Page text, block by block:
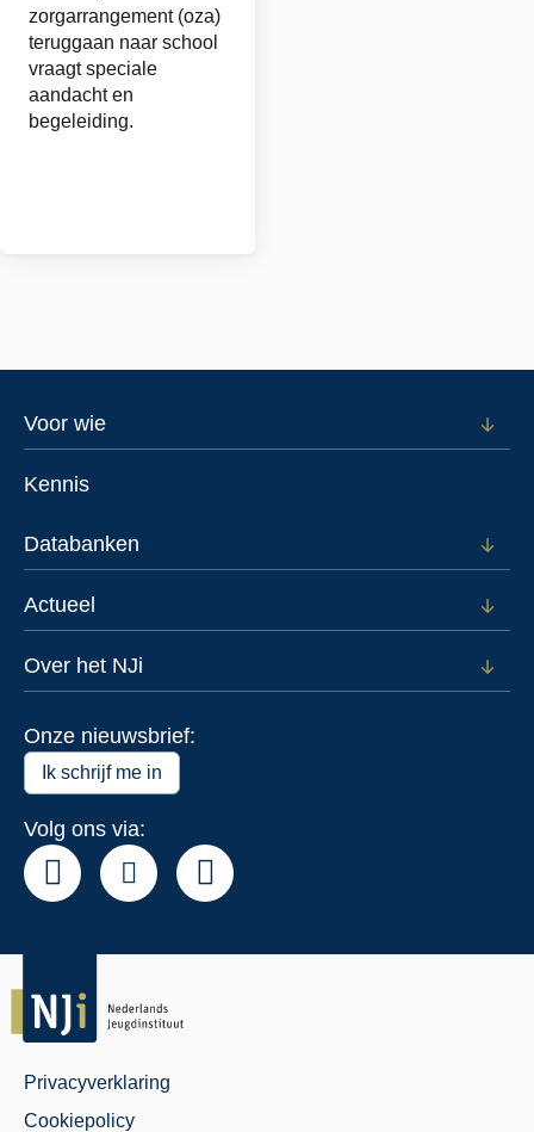
zorgarrangement (oza)
teruggaan naar school
vraagt speciale
aandacht en
begeleiding.
oza
terug
naar
school
Footer
Voor wie
Open
Kennis
Databanken
Open
voor
Actueel
Open
voor
Over het NJi
Open
Onze nieuwsbrief:
Ik schrijf me in
Volg ons via:
Juridisch
Privacyverklaring
Cookiepolicy